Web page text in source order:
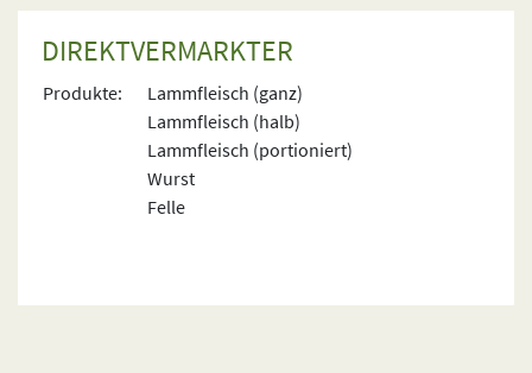
DIREKTVERMARKTER
Produkte:
Lammfleisch (ganz)
Lammfleisch (halb)
Lammfleisch (portioniert)
Wurst
Felle